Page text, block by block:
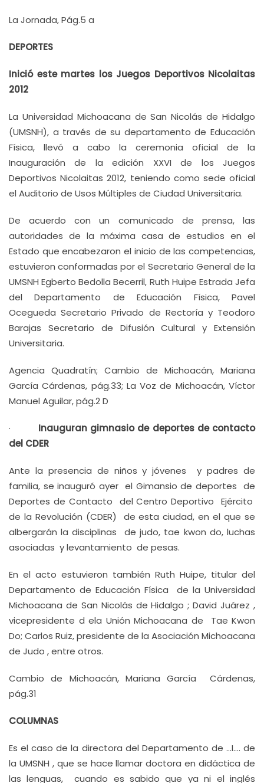
La Jornada, Pág.5 a
DEPORTES
Inició este martes los Juegos Deportivos Nicolaitas
2012
La Universidad Michoacana de San Nicolás de Hidalgo
(UMSNH), a través de su departamento de Educación
Física, llevó a cabo la ceremonia oficial de la
Inauguración de la edición XXVI de los Juegos
Deportivos Nicolaitas 2012, teniendo como sede oficial
el Auditorio de Usos Múltiples de Ciudad Universitaria.
De acuerdo con un comunicado de prensa, las
autoridades de la máxima casa de estudios en el
Estado que encabezaron el inicio de las competencias,
estuvieron conformadas por el Secretario General de la
UMSNH Egberto Bedolla Becerril, Ruth Huipe Estrada Jefa
del Departamento de Educación Física, Pavel
Ocegueda Secretario Privado de Rectoría y Teodoro
Barajas Secretario de Difusión Cultural y Extensión
Universitaria.
Agencia Quadratín; Cambio de Michoacán, Mariana
García Cárdenas, pág.33; La Voz de Michoacán, Víctor
Manuel Aguilar, pág.2 D
· Inauguran gimnasio de deportes de contacto
del CDER
Ante la presencia de niños y jóvenes y padres de
familia, se inauguró ayer el Gimansio de deportes de
Deportes de Contacto del Centro Deportivo Ejército
de la Revolución (CDER) de esta ciudad, en el que se
albergarán la disciplinas de judo, tae kwon do, luchas
asociadas y levantamiento de pesas.
En el acto estuvieron también Ruth Huipe, titular del
Departamento de Educación Física de la Universidad
Michoacana de San Nicolás de Hidalgo ; David Juárez ,
vicepresidente d ela Unión Michoacana de Tae Kwon
Do; Carlos Ruiz, presidente de la Asociación Michoacana
de Judo , entre otros.
Cambio de Michoacán, Mariana García Cárdenas,
pág.31
COLUMNAS
Es el caso de la directora del Departamento de …I…. de
la UMSNH , que se hace llamar doctora en didáctica de
las lenguas, cuando es sabido que ya ni el inglés